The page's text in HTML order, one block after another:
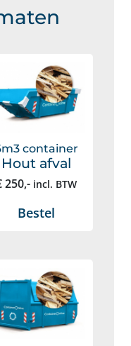
container
Hout afval
250,- incl. BTW
Bestel